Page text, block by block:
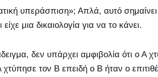
υπεράσπιση»; Απλά, αυτό
μια δικαιολογία για να το κάνει.
δεν υπάρχει αμφιβολία ότι ο Α
τον Β επειδή ο Β ήταν ο